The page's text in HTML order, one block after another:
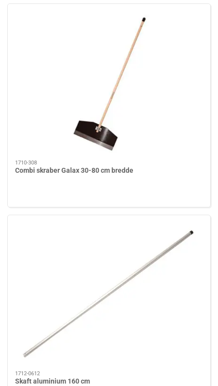
1710-308
Combi skraber Galax 30-80 cm bredde
1712-0612
Skaft aluminium 160 cm